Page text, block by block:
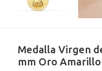
Medalla Virgen
mm Oro Amarillo